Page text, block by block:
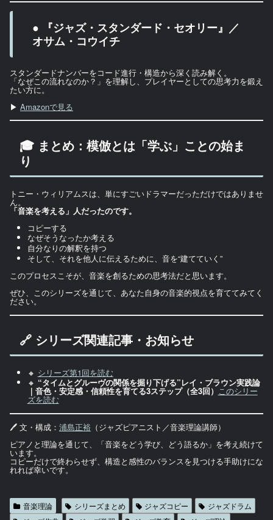
● 『ジャズ・スタンダード・セオリー』／
オサム・コウイチ
スタンダードナンバーをコード進行・構造から深く読み解く。
「なぜこの流れなのか？」を理解し、プレイヤーとしての思考力を鍛え
たい方に。
▶ Amazonで見る
🎓 まとめ：模倣とは「学ぶ」ことの始ま
り
トニー・ウィリアムスは、単にすごいドラマーだっただけではありませ
ん。
「音楽を考える」人だったのです。
コピーする
なぜそうなったか考える
自分なりの解釈を持つ
そして、それを他人に伝えるために、音を“建てていく”
このプロセスこそが、音楽を創るための思考法だと思います。
ぜひ、このシリーズを通じて、あなた自身の音楽的視点を育ててみてく
ださい。
🔗 シリーズ関連記事・お知らせ
🔸 シリーズ第1回を読む
🔸 “タイムとグルーヴの関係を掘り下げる”レイ・ブラウン実践論
｜音色・安定感・信頼性を育てる3ステップ（全3回） このシリー
ズを読む
🖊 文・構成： 浦島正裕 （ジャズピアニスト／音楽理論講師）
ピアノと理論を通じて、「音楽をどう学び、どう語るか」を考え続けて
います。
コピーだけで終わらせず、構造と感性のバランスを見つける手助けにな
れれば幸いです。
音楽理論 シリーズまとめ ジャズコピー
ジャズドラム